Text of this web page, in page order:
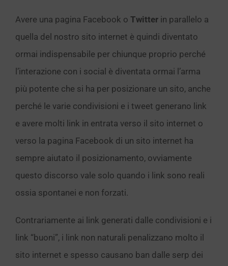
Avere una pagina Facebook o Twitter in parallelo a
quella del nostro sito internet è quindi diventato
ormai indispensabile per chiunque proprio perché
l’interazione con i social è diventata ormai l’arma
più potente che si ha per posizionare un sito, anche
perché le varie condivisioni e i tweet generano link
e avere molti link in entrata verso il sito internet o
verso la pagina Facebook di un sito internet ha
sempre aiutato il posizionamento, ovviamente
questo discorso vale solo quando i link sono reali
ossia spontanei e non forzati.
Contrariamente ai link generati dalle condivisioni e i
link “buoni”, i link non naturali penalizzano molto il
sito internet e spesso causano ban dalle serp dei